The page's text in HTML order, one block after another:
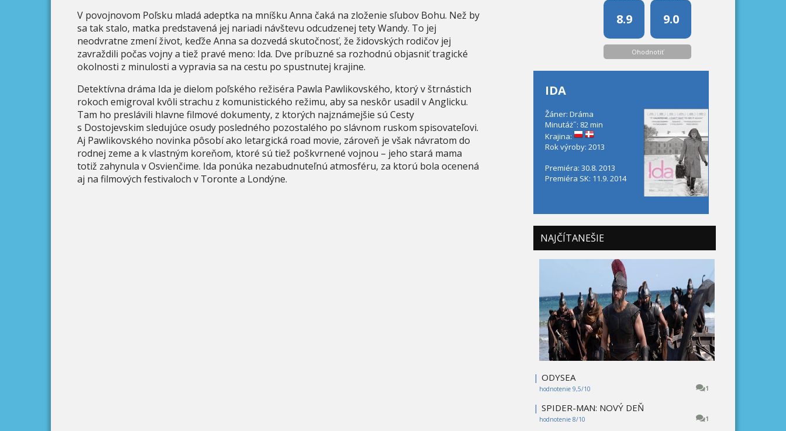
V povojnovom Poľsku mladá adeptka na mníšku Anna čaká na zloženie sľubov Bohu. Než by
sa tak stalo, matka predstavená jej nariadi návštevu odcudzenej tety Wandy. To jej
neodvratne zmení život, keďže Anna sa dozvedá skutočnosť, že židovských rodičov jej
zavraždili počas vojny a tiež pravé meno: Ida. Dve príbuzné sa rozhodnú objasniť tragické
okolnosti z minulosti a vypravia sa na cestu po spustnutej krajine.
Detektívna dráma Ida je dielom poľského režiséra Pawla Pawlikovského, ktorý v štrnástich
rokoch emigroval kvôli strachu z komunistického režimu, aby sa neskôr usadil v Anglicku.
Tam ho preslávili hlavne filmové dokumenty, z ktorých najznámejšie sú Cesty
s Dostojevskim sledujúce osudy posledného pozostalého po slávnom ruskom spisovateľovi.
Aj Pawlikovského novinka pôsobí ako letargická road movie, zároveň je však návratom do
rodnej zeme a k vlastným koreňom, ktoré sú tiež poškvrnené vojnou – jeho stará mama
totiž zahynula v Osvienčime. Ida ponúka nezabudnuteľnú atmosféru, za ktorú bola ocenená
aj na filmových festivaloch v Toronte a Londýne.
8.9 9.0
Ohodnotiť
IDA
Žáner: Dráma
Minutáż˝: 82 min
Krajina:
Rok výroby: 2013
Premiéra: 30.8. 2013
Premiéra SK: 11.9. 2014
NAJČÍTANEŠIE
| ODYSEA
1
hodnotenie 9,5/10
| SPIDER-MAN: NOVÝ DEŇ
1
hodnotenie 8/10